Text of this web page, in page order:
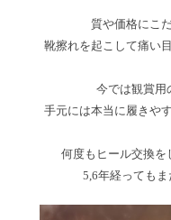
質や価格にこ
靴擦れを起こして痛い
今では観賞用
手元には本当に履きや
何度もヒール交換を
5,6年経ってもま